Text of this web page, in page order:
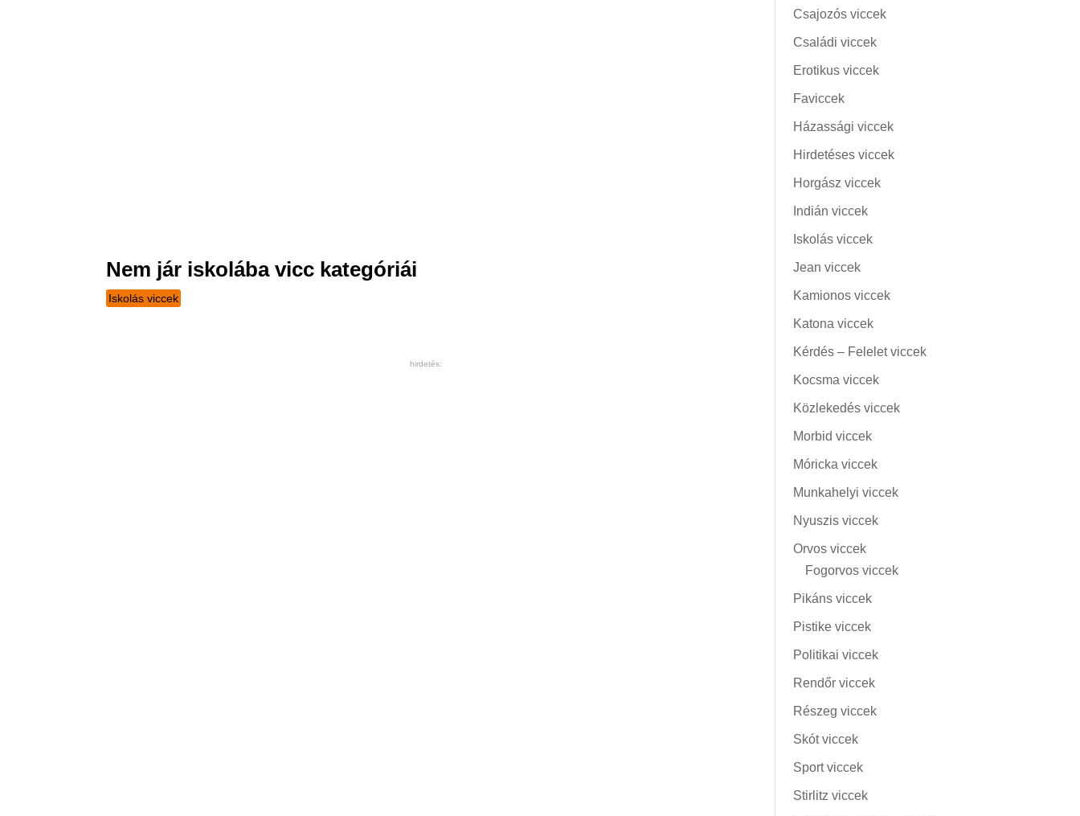
Nem jár iskolába vicc kategóriái
Iskolás viccek
hirdetés:
Csajozós viccek
Családi viccek
Erotikus viccek
Faviccek
Házassági viccek
Hirdetéses viccek
Horgász viccek
Indián viccek
Iskolás viccek
Jean viccek
Kamionos viccek
Katona viccek
Kérdés – Felelet viccek
Kocsma viccek
Közlekedés viccek
Morbid viccek
Móricka viccek
Munkahelyi viccek
Nyuszis viccek
Orvos viccek
Fogorvos viccek
Pikáns viccek
Pistike viccek
Politikai viccek
Rendőr viccek
Részeg viccek
Skót viccek
Sport viccek
Stirlitz viccek